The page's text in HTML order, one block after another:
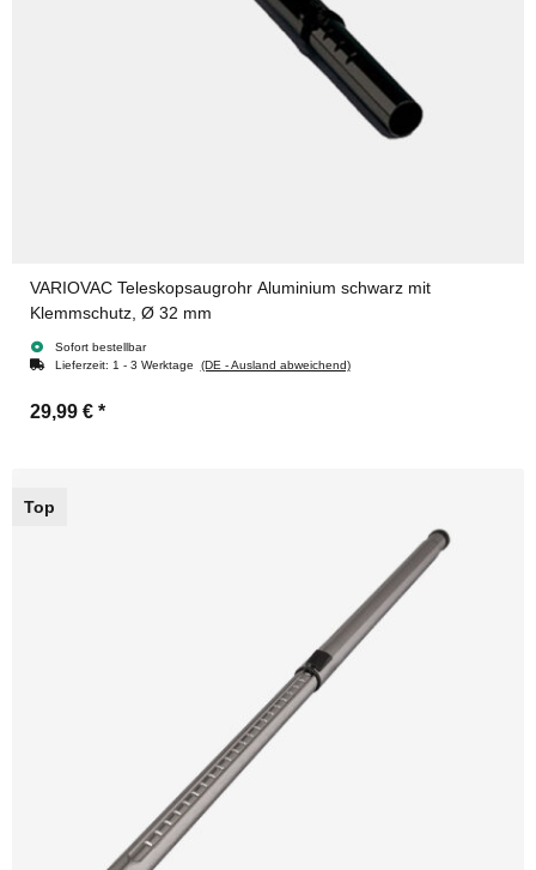
VARIOVAC Teleskopsaugrohr Aluminium schwarz mit
Klemmschutz, Ø 32 mm
Sofort bestellbar
Lieferzeit: 1 - 3 Werktage (DE - Ausland abweichend)
29,99 € *
Top